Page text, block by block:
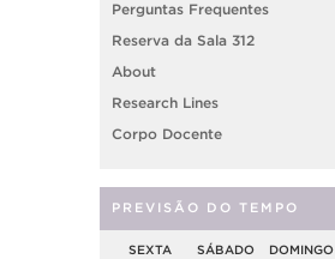
Perguntas Frequentes
Reserva da Sala 312
About
Research Lines
Corpo Docente
PREVISÃO DO TEMPO
SEXTA SÁBADO DOMINGO